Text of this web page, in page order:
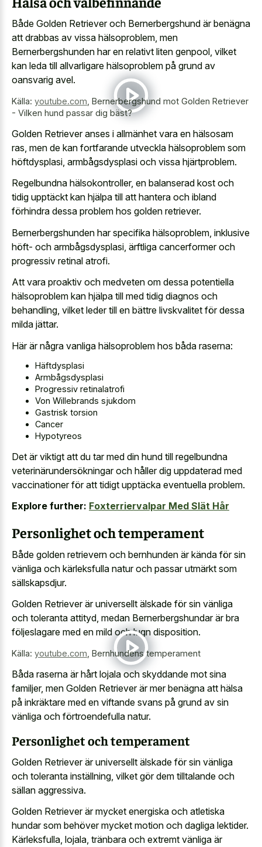
Både Golden Retriever och Bernerbergshund är benägna
att drabbas av vissa hälsoproblem, men
Bernerbergshunden har en relativt liten genpool, vilket
kan leda till allvarligare hälsoproblem på grund av
oansvarig avel.
Källa: youtube.com Bernerbergshund mot Golden Retriever
- Vilken hund passar dig bäst?
Golden Retriever anses i allmänhet vara en hälsosam
ras, men de kan fortfarande utveckla hälsoproblem som
höftdysplasi, armbågsdysplasi och vissa hjärtproblem.
Regelbundna hälsokontroller, en balanserad kost och
tidig upptäckt kan hjälpa till att hantera och ibland
förhindra dessa problem hos golden retriever.
Bernerbergshunden har specifika hälsoproblem, inklusive
höft- och armbågsdysplasi, ärftliga cancerformer och
progressiv retinal atrofi.
Att vara proaktiv och medveten om dessa potentiella
hälsoproblem kan hjälpa till med tidig diagnos och
behandling, vilket leder till en bättre livskvalitet för dessa
milda jättar.
Här är några vanliga hälsoproblem hos båda raserna:
Häftdysplasi
Armbågsdysplasi
Progressiv retinalatrofi
Von Willebrands sjukdom
Gastrisk torsion
Cancer
Hypotyreos
Det är viktigt att du tar med din hund till regelbundna
veterinärundersökningar och håller dig uppdaterad med
vaccinationer för att tidigt upptäcka eventuella problem.
Explore further: Foxterriervalpar Med Slät Hår
Personlighet och temperament
Både golden retrievern och bernhunden är kända för sin
vänliga och kärleksfulla natur och passar utmärkt som
sällskapsdjur.
Golden Retriever är universellt älskade för sin vänliga
och toleranta attityd, medan Bernerbergshundar är bra
följeslagare med en mild och lugn disposition.
Källa: youtube.com Bernhundens temperament
Båda raserna är hårt lojala och skyddande mot sina
familjer, men Golden Retriever är mer benägna att hälsa
på inkräktare med en viftande svans på grund av sin
vänliga och förtroendefulla natur.
Personlighet och temperament
Golden Retriever är universellt älskade för sin vänliga
och toleranta inställning, vilket gör dem tilltalande och
sällan aggressiva.
Golden Retriever är mycket energiska och atletiska
hundar som behöver mycket motion och dagliga lektider.
Kärleksfulla, lojala, tränbara och extremt vänliga är